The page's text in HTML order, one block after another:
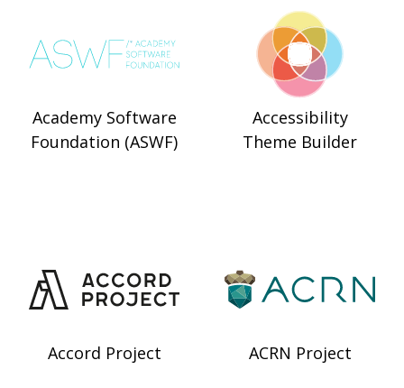
Academy Software
Foundation (ASWF)
Accessibility
Theme Builder
Accord Project ACRN Project